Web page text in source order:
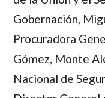
Gobernación,
Procuradora
Gómez, Monte
Nacional de